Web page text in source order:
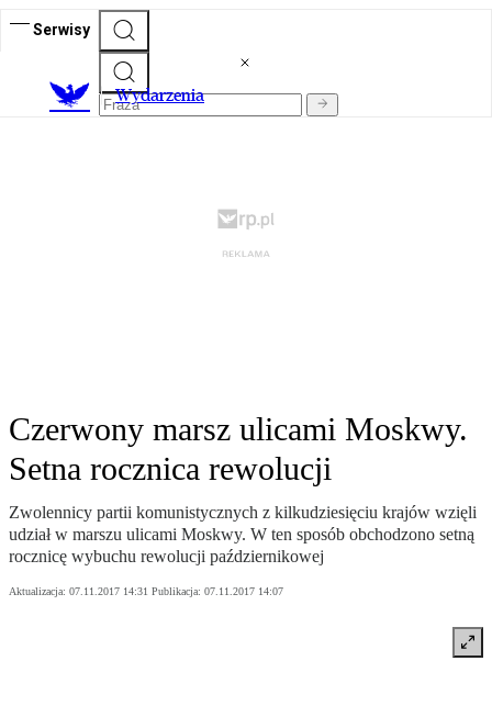
Serwisy
Wydarzenia
Czerwony marsz ulicami Moskwy.
Setna rocznica rewolucji
Zwolennicy partii komunistycznych z kilkudziesięciu krajów wzięli
udział w marszu ulicami Moskwy. W ten sposób obchodzono setną
rocznicę wybuchu rewolucji październikowej
Aktualizacja: 07.11.2017 14:31 Publikacja: 07.11.2017 14:07